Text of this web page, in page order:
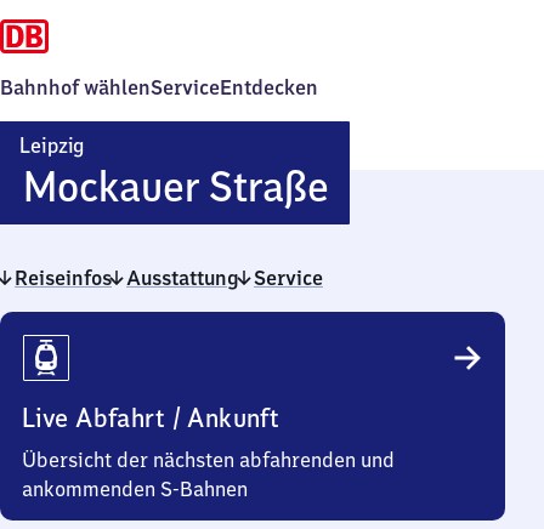
Bahnhof wählenServiceEntdecken
Leipzig
Mockauer StraßeLeipzig
Mockauer
Reiseinfos Ausstattung Service
Reiseinfos
Live Abfahrt / Ankunft
Übersicht der nächsten abfahrenden und
ankommenden S-Bahnen